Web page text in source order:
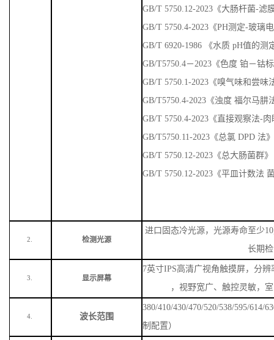
GB/T 5750.12-2023《大肠杆菌-滤
GB/T 5750.4-2023《PH测定-玻璃
GB/T 6920-1986 《水质 pH值的测
GB/T5750.4－2023《色度 铂－钴
GB/T 5750.1-2023《嗅气味和尝味
GB/T5750.4-2023《浊度 福尔马肼
GB/T 5750.4-2023《直接观察法-
GB/T5750.11-2023《总氯 DPD 法
GB/T 5750.12-2023《总大肠菌群》
GB/T 5750.12-2023《平皿计数法
2. 检测光源
进口固态冷光源，光源寿命至少
长期
3. 显示屏幕
7英寸IPS高清广视角触摸屏，分
，视野宽广、触控灵敏，
4. 波长范围
380/410/430/470/520/538/595/614/
制配置）